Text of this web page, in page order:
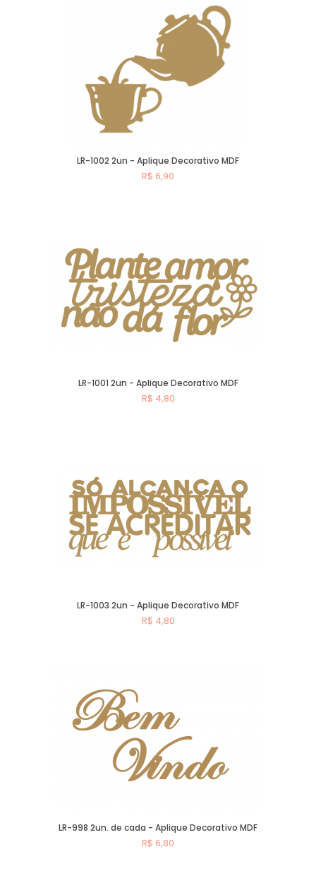
LR-1002 2un - Aplique Decorativo MDF
R$ 6,90
LR-1001 2un - Aplique Decorativo MDF
R$ 4,80
LR-1003 2un - Aplique Decorativo MDF
R$ 4,80
LR-998 2un. de cada - Aplique Decorativo MDF
R$ 6,80